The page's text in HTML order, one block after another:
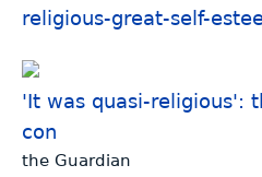
religious-great-self-
'It was quasi-religious':
con
the Guardian